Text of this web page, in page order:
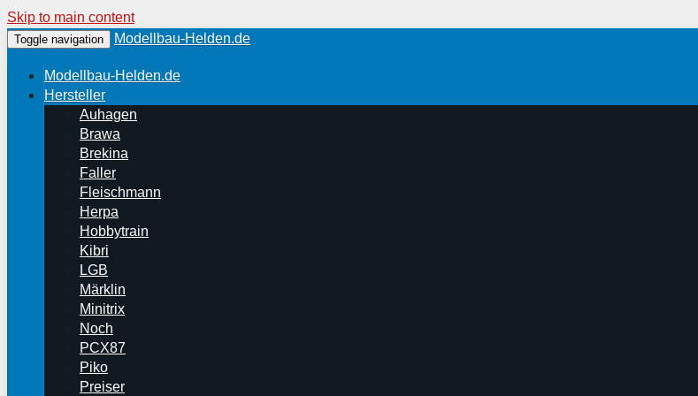
Skip to main content
Toggle navigation Modellbau-Helden.de
Modellbau-Helden.de
Hersteller
Auhagen
Brawa
Brekina
Faller
Fleischmann
Herpa
Hobbytrain
Kibri
LGB
Märklin
Minitrix
Noch
PCX87
Piko
Preiser